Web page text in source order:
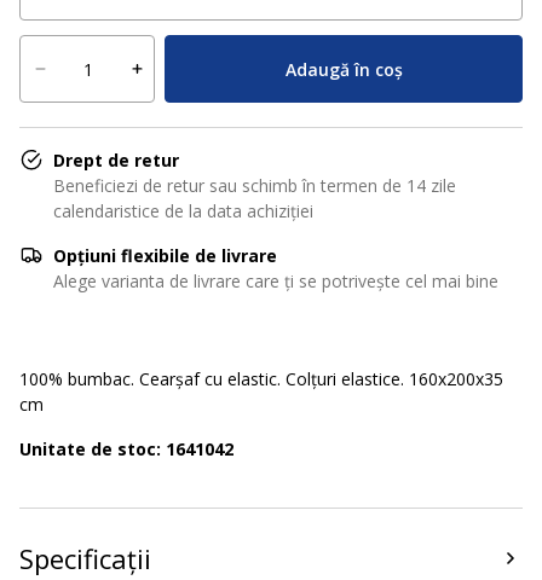
Adaugă în coș
Drept de retur
Beneficiezi de retur sau schimb în termen de 14 zile
calendaristice de la data achiziției
Opțiuni flexibile de livrare
Alege varianta de livrare care ți se potrivește cel mai bine
100% bumbac. Cearșaf cu elastic. Colțuri elastice. 160x200x35
cm
Unitate de stoc: 1641042
Specificații